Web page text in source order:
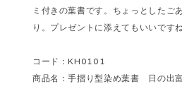
ミ付きの葉書です。ちょっとしたご
り。プレゼントに添えてもいいですね
コード：KH0101
商品名：手摺り型染め葉書 日の出